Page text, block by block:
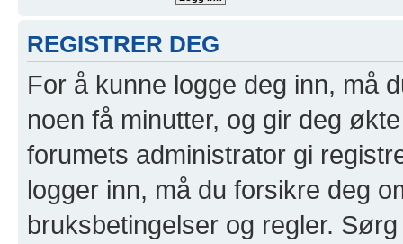
REGISTRER DEG
For å kunne logge deg inn, må
noen få minutter, og gir deg
forumets administrator gi
logger inn, må du forsikre deg
bruksbetingelser og regler.